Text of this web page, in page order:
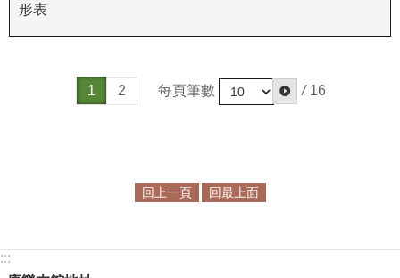
全
宣
政
形表
1 2 每頁筆數 / 16
回上一頁 回最上面
:::